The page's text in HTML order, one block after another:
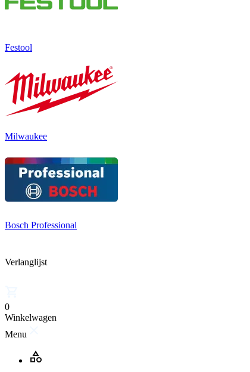
Festool
Milwaukee
Bosch Professional
Verlanglijst
0
Winkelwagen
Menu